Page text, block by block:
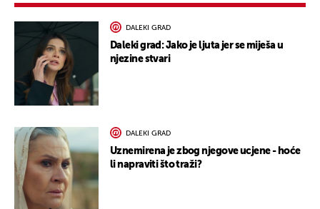
DALEKI GRAD
Daleki grad: Jako je ljuta jer se miješa u
njezine stvari
DALEKI GRAD
Uznemirena je zbog njegove ucjene - hoće
li napraviti što traži?